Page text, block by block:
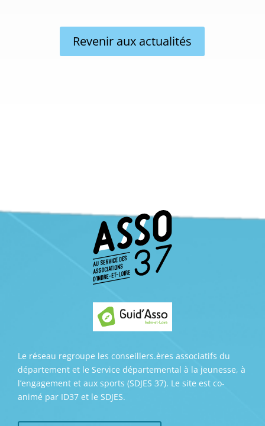
Revenir aux actualités
Le réseau regroupe les conseillers.ères associatifs du
département et le Service départemental à la jeunesse, à
l’engagement et aux sports (SDJES 37). Le site est co-
animé par ID37 et le SDJES.